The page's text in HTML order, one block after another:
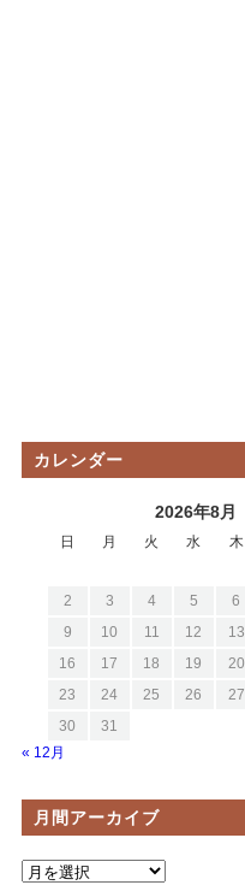
カレンダー
2026年8月
日 月 火 水 木
2
3 4 5 6
9
10 11 12 13
16
17 18 19 20
23
24 25 26 27
30
31
« 12月
月間アーカイブ